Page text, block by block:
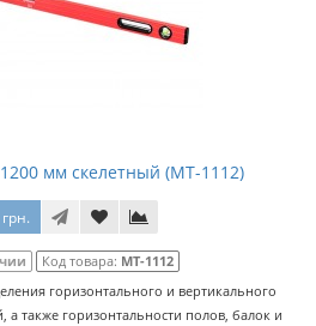
мм скелетный (MT-1112)
Код товара: MT-1112
горизонтального и вертикального
а также горизонтальности полов, балок и